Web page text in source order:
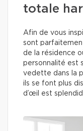
totale
Afin de vous
sont
de la résidence
personnalité est
vedette dans la
ils se font plus
d’œil est